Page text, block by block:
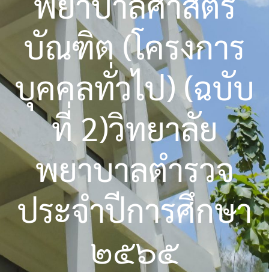
บัณฑิต (โครงการ
บุคคลทั่วไป) (ฉบับ
ที่ 2)วิทยาลัย
พยาบาลตำรวจ
ประจำปีการศึกษา
๒๕๖๕